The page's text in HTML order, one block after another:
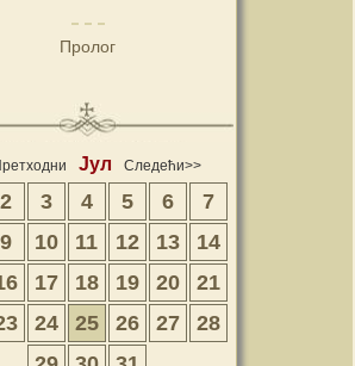
Пролог
Јул Следећи>>
2 3 4 5 6
7
9 10 11 12 13
14
17 18 19 20
21
24 25 26 27
28